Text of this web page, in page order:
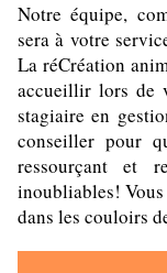
Notre équipe,
sera à votre
La réCréation
accueillir lors de
stagiaire en
conseiller pour
ressourçant et
inoubliables!
dans les couloirs